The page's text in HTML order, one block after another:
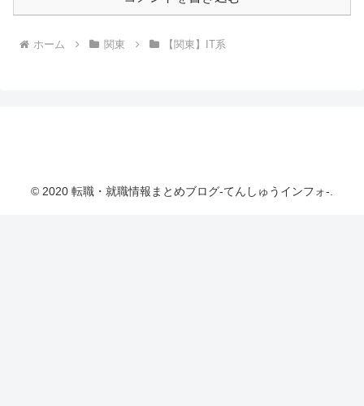
ホーム 関東 【関東】IT系
© 2020 転職・就職情報まとめブログ-てんしゅうインフォ-.